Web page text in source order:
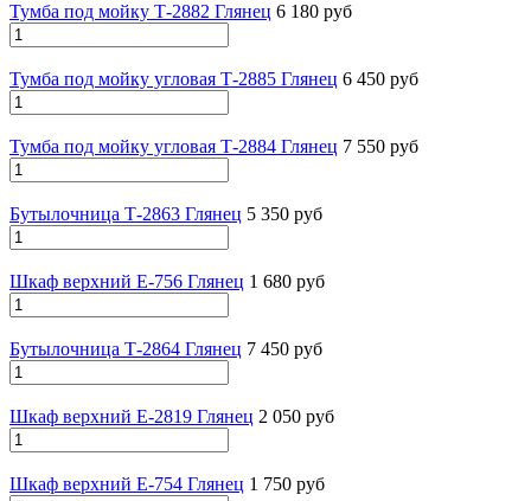
Тумба под мойку Т-2882 Глянец 6 180 руб
Тумба под мойку угловая Т-2885 Глянец 6 450 руб
Тумба под мойку угловая Т-2884 Глянец 7 550 руб
Бутылочница Т-2863 Глянец 5 350 руб
Шкаф верхний Е-756 Глянец 1 680 руб
Бутылочница Т-2864 Глянец 7 450 руб
Шкаф верхний Е-2819 Глянец 2 050 руб
Шкаф верхний Е-754 Глянец 1 750 руб